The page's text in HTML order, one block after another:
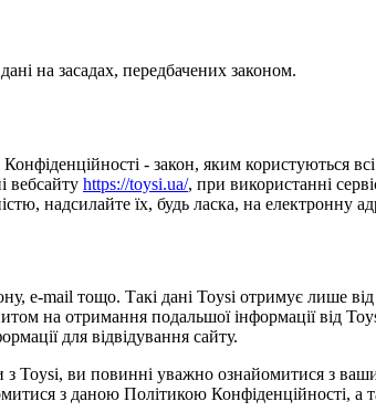
на засадах, передбачених законом.
- закон, яким користуються
вебсайту https://toysi.ua/, при використанні
надсилайте їх, будь ласка, на електронну
e-mail тощо. Такі дані Toysi отримує лише від
на отримання подальшої інформації від
для відвідування сайту.
Toysi, ви повинні уважно ознайомитися з
з даною Політикою Конфіденційності,